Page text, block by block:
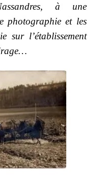
à une
photographie et les
sur l’établissement